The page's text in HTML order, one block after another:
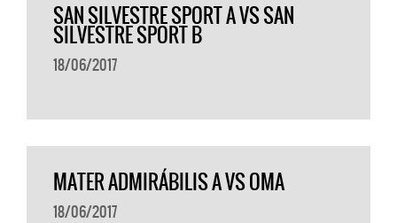
SAN SILVESTRE SPORT A VS SAN
SILVESTRE SPORT B
18/06/2017
MATER ADMIRÁBILIS A VS OMA
18/06/2017